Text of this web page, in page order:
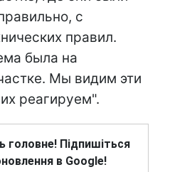
с
правил.
была на
Мы видим эти
реагируем".
головне! Підпишіться
в Google!